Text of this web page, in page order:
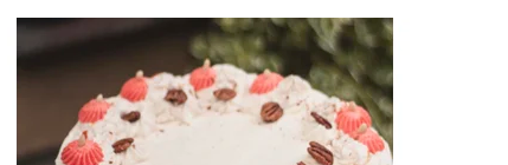
Nejlevnější
Nejdražší
Abecedně